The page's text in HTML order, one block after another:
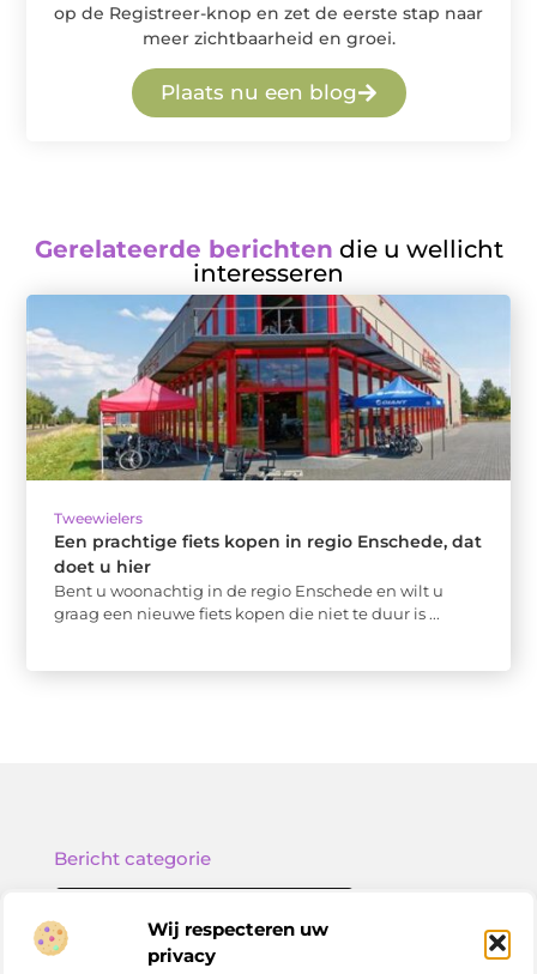
Wij respecteren uw
privacy
op de Registreer-knop en zet de eerste stap naar
meer zichtbaarheid en groei.
Plaats nu een blog
Gerelateerde berichten die u wellicht
interesseren
Tweewielers
Een prachtige fiets kopen in regio Enschede, dat
doet u hier
Bent u woonachtig in de regio Enschede en wilt u
graag een nieuwe fiets kopen die niet te duur is ...
Bericht categorie